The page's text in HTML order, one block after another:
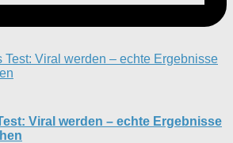
Viral werden – echte Ergebnisse